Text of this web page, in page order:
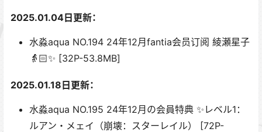
2025.01.04日更新：
水淼aqua NO.194 24年12月fantia会员订阅 綾瀬星子
👵🏻✨ [32P-53.8MB]
2025.01.18日更新：
水淼aqua NO.195 24年12月の会員特典 ✨レベル1：
ルアン・メェイ（崩壊：スターレイル） [72P-